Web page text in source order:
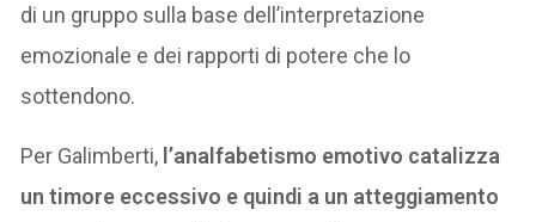
di un gruppo sulla base dell’interpretazione
emozionale e dei rapporti di potere che lo
sottendono.
Per Galimberti, l’analfabetismo emotivo catalizza
un timore eccessivo e quindi a un atteggiamento